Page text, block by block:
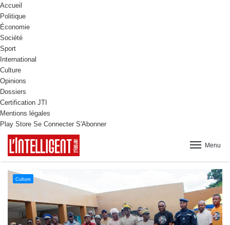
Accueil
Politique
Économie
Société
Sport
International
Culture
Opinions
Dossiers
Certification JTI
Mentions légales
Play Store Se Connecter S'Abonner
Menu
Culture